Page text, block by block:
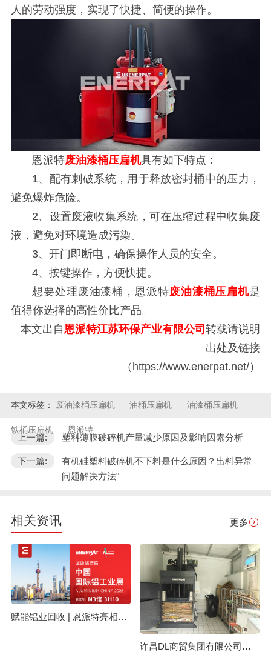
人的劳动强度，实现了快捷、简便的操作。
恩派特废油漆桶压扁机具有如下特点：
1、配有刺破系统，用于释放密封桶中的压力，
避免爆炸危险。
2、设置废液收集系统，可在压缩过程中收集废
液，避免对环境造成污染。
3、开门即断电，确保操作人员的安全。
4、按键操作，方便快捷。
想要处理废油漆桶，恩派特废油漆桶压扁机是
值得你选择的高性价比产品。
本文出自恩派特江苏环保产业有限公司转载请说明
出处及链接
（https://www.enerpat.net/）
本文标签： 废油漆桶压扁机 油桶压扁机 油漆桶压扁机
铁桶压扁机 恩派特
上一篇: 塑料薄膜破碎机产量减少原因及影响因素分析
下一篇:
有机硅塑料破碎机不下料是什么原因？出料异常
问题解决方法"
相关资讯 更多
赋能铝业回收 | 恩派特亮相上海国际铝工业展
许昌DL商贸集团有限公司与恩派特定制立式废纸打包机案例